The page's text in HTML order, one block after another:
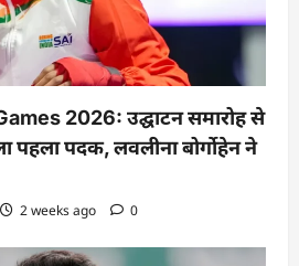
2026: उद्घाटन समारोह से
पहला पदक, लवलीना बोर्गोहेन ने
2 weeks ago 0